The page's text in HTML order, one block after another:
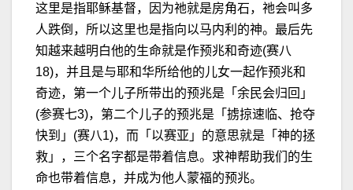
这里是指耶稣基督，因为祂就是房角石，祂会叫多
人跌倒，所以这里也是指向以马内利的神。最后先
知越来越明白他的生命就是作预兆和奇迹(赛八
18)，并且是与耶和华所给他的儿女一起作预兆和
奇迹，第一个儿子所带出的预兆是「余民会归回」
(参赛七3)，第二个儿子的预兆是「掳掠速临、抢夺
快到」(赛八1)，而「以赛亚」的意思就是「神的拯
救」，三个名字都是带着信息。求神帮助我们的生
命也带着信息，并成为他人蒙福的预兆。